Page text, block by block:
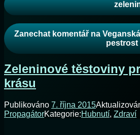
Zanechat komentář na
pestrost
Zeleninové těstoviny
krásu
Publikováno 7. října 2015
PropagátorKategorie:Hubnutí, Zdraví